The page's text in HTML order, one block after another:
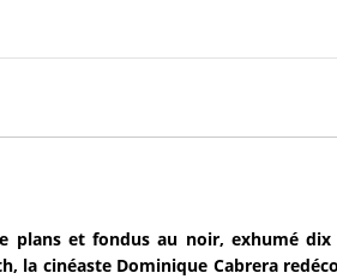
plans et fondus au noir, exhumé
la cinéaste Dominique Cabrera